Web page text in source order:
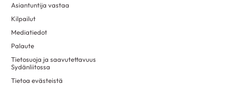
Asiantuntija vastaa
Kilpailut
Mediatiedot
Palaute
Tietosuoja ja saavutettavuus
Sydänliitossa
Tietoa evästeistä